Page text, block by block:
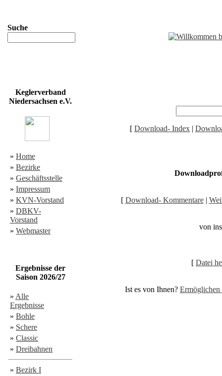
Suche
Keglerverband
Niedersachsen e.V.
» Home
» Bezirke
» Geschäftsstelle
» Impressum
» KVN-Vorstand
» DBKV-
Vorstand
» Webmaster
Ergebnisse der
Saison 2026/27
» Alle
Ergebnisse
» Bohle
» Schere
» Classic
» Dreibahnen
» Bezirk I
[ Download- Index |
[ Download- Kommentare|
von
[ Datei
Ist es von Ihnen? Ermöglichen